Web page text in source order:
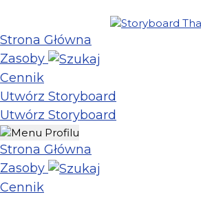
Strona Główna
Zasoby
Cennik
Utwórz Storyboard
Utwórz Storyboard
Strona Główna
Zasoby
Cennik